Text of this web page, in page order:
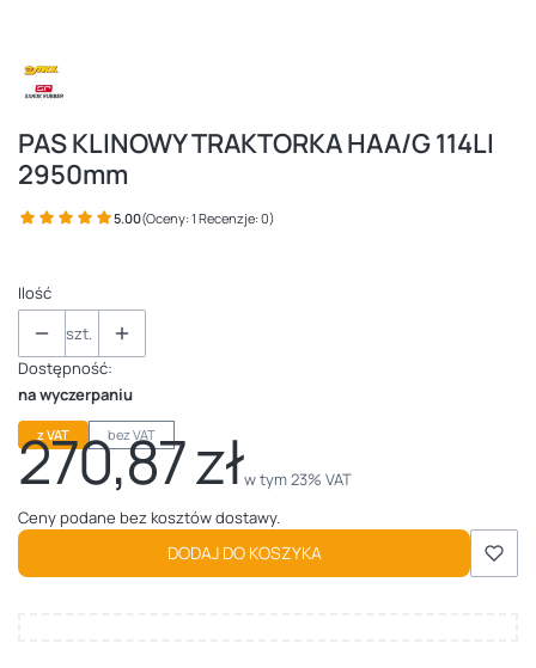
PAS KLINOWY TRAKTORKA HAA/G 114LI
2950mm
5.00(Oceny: 1 Recenzje: 0)
Ilość
szt.
Dostępność:
na wyczerpaniu
z VAT bez VAT
Cena
270,87 złw tym 23% VAT
w tym23% VAT
Ceny podane bez kosztów dostawy.
DODAJ DO KOSZYKA